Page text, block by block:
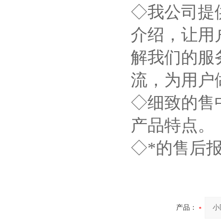
◇我公司提
介绍，让用
解我们的服
流，为用户
◇细致的售
产品特点。
◇*的售后
产品：